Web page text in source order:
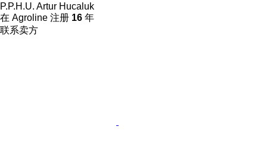
P.P.H.U. Artur Hucaluk
在 Agroline 注册 16 年
联系卖方